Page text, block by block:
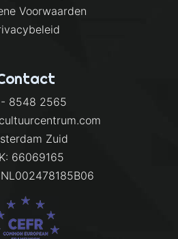
Voorwaarden
8548 2565
Zuid
66069165